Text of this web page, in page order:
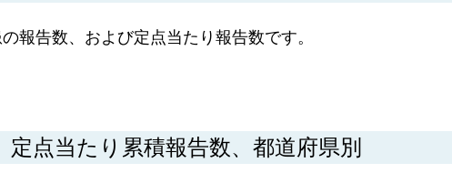
報告数、および定点当たり報告数です。
点当たり累積報告数、都道府県別